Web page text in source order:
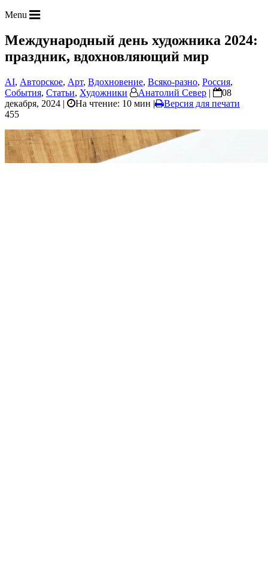
Menu
Международный день художника 2024:
праздник, вдохновляющий мир
AI, Авторское, Арт, Вдохновение, Всяко-разно, Россия,
События, Статьи, Художники Анатолий Север |
08
декабря, 2024 |
На чтение: 10 мин |
Версия для печати
455